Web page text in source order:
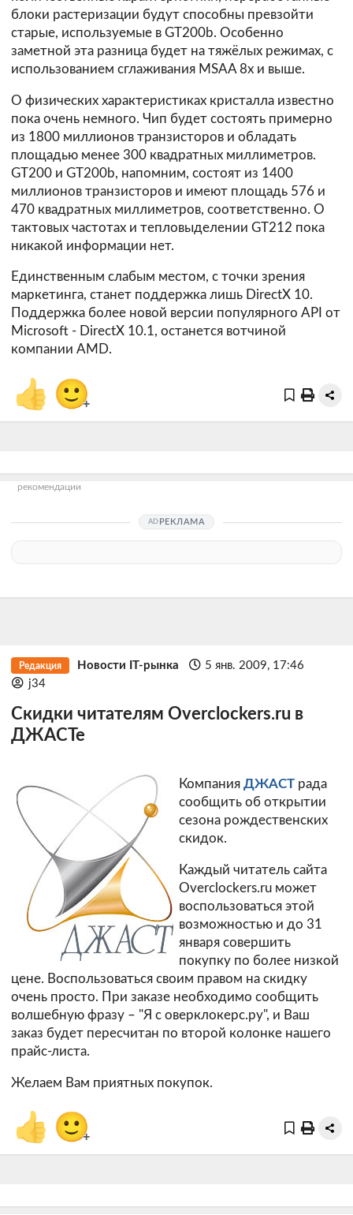
блоки растеризации будут способны превзойти
старые, используемые в GT200b. Особенно
заметной эта разница будет на тяжёлых режимах, с
использованием сглаживания MSAA 8x и выше.
О физических характеристиках кристалла известно
пока очень немного. Чип будет состоять примерно
из 1800 миллионов транзисторов и обладать
площадью менее 300 квадратных миллиметров.
GT200 и GT200b, напомним, состоят из 1400
миллионов транзисторов и имеют площадь 576 и
470 квадратных миллиметров, соответственно. О
тактовых частотах и тепловыделении GT212 пока
никакой информации нет.
Единственным слабым местом, с точки зрения
маркетинга, станет поддержка лишь DirectX 10.
Поддержка более новой версии популярного API от
Microsoft - DirectX 10.1, останется вотчиной
компании AMD.
👍 🙂+
рекомендации
РЕКЛАМА
Редакция Новости IT-рынка
5 янв. 2009, 17:46
j34
Скидки читателям Overclockers.ru в
ДЖАСТе
Компания ДЖАСТ рада
сообщить об открытии
сезона рождественских
скидок.
Каждый читатель сайта
Overclockers.ru может
воспользоваться этой
возможностью и до 31
января совершить
покупку по более низкой
цене. Воспользоваться своим правом на скидку
очень просто. При заказе необходимо сообщить
волшебную фразу – "Я с оверклокерс.ру", и Ваш
заказ будет пересчитан по второй колонке нашего
прайс-листа.
Желаем Вам приятных покупок.
👍 🙂+